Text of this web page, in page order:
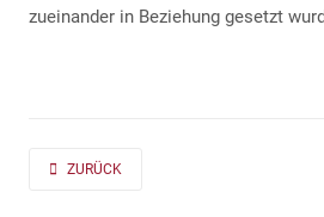
zueinander in Beziehung gesetzt
PREVIOUS ARTICLE: AD FONTES 2019/20
ZURÜCK